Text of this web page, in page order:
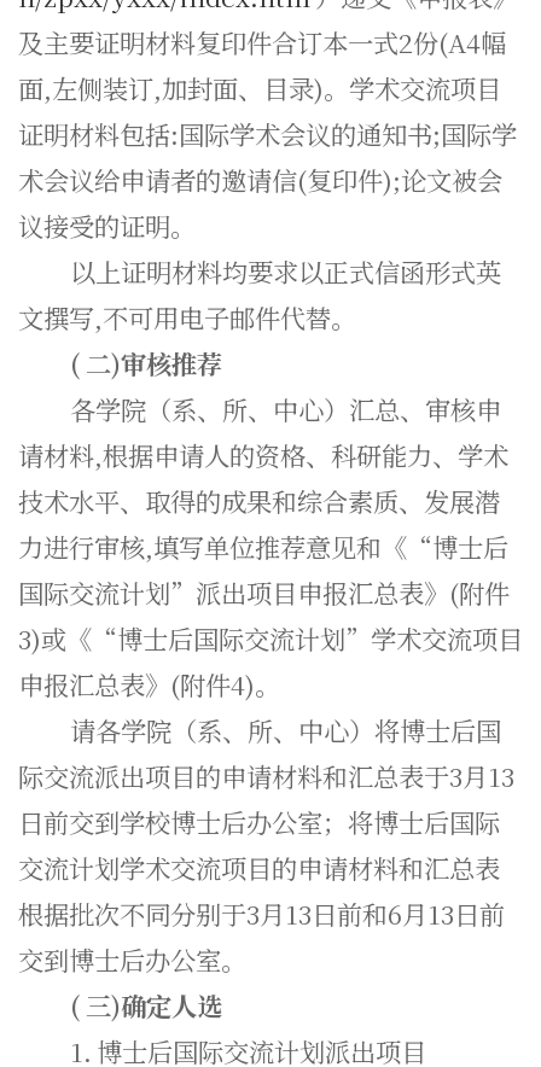
及主要证明材料复印件合订本一式2份(A4幅
面,左侧装订,加封面、目录)。学术交流项目
证明材料包括:国际学术会议的通知书;国际学
术会议给申请者的邀请信(复印件);论文被会
议接受的证明。
以上证明材料均要求以正式信函形式英
文撰写,不可用电子邮件代替。
(二)审核推荐
各学院（系、所、中心）汇总、审核申
请材料,根据申请人的资格、科研能力、学术
技术水平、取得的成果和综合素质、发展潜
力进行审核,填写单位推荐意见和《“博士后
国际交流计划”派出项目申报汇总表》(附件
3)或《“博士后国际交流计划”学术交流项目
申报汇总表》(附件4)。
请各学院（系、所、中心）将博士后国
际交流派出项目的申请材料和汇总表于3月13
日前交到学校博士后办公室；将博士后国际
交流计划学术交流项目的申请材料和汇总表
根据批次不同分别于3月13日前和6月13日前
交到博士后办公室。
( 三)确定人选
1. 博士后国际交流计划派出项目